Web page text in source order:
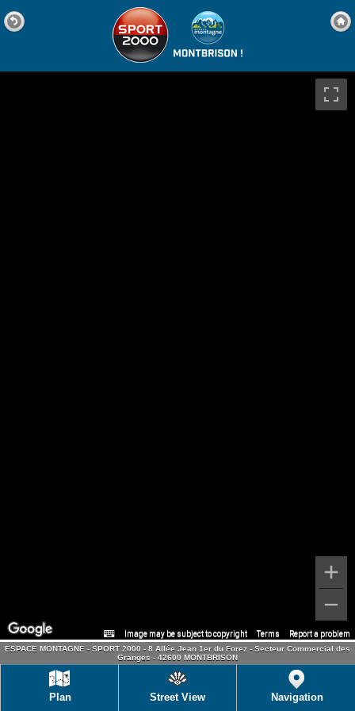
Image may be subject to copyright Terms
Report a problem
ESPACE MONTAGNE - SPORT 2000 - 8 Allée Jean 1er du Forez - Secteur Commercial des
Granges - 42600 MONTBRISON
Plan Street View Navigation